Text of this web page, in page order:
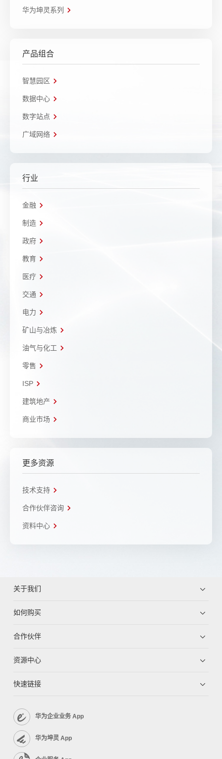
华为坤灵系列
产品组合
智慧园区
数据中心
数字站点
广域网络
行业
金融
制造
政府
教育
医疗
交通
电力
矿山与冶炼
油气与化工
零售
ISP
建筑地产
商业市场
更多资源
技术支持
合作伙伴咨询
资料中心
关于我们
如何购买
合作伙伴
资源中心
快速链接
华为企业业务 App
华为坤灵 App